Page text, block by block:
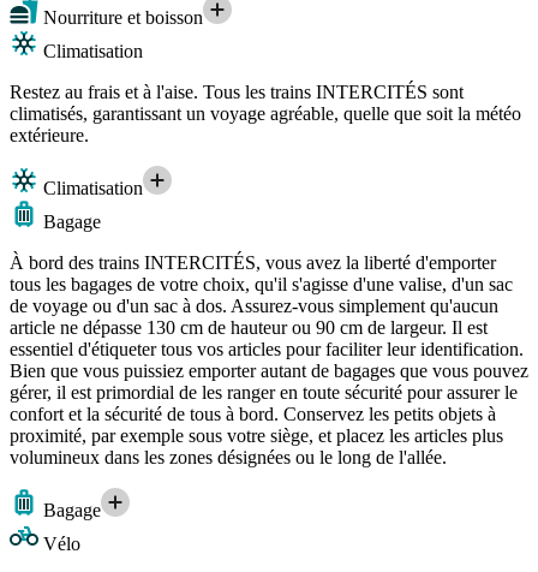
Nourriture et boisson
Climatisation
Restez au frais et à l'aise. Tous les trains INTERCITÉS sont
climatisés, garantissant un voyage agréable, quelle que soit la météo
extérieure.
Climatisation
Bagage
À bord des trains INTERCITÉS, vous avez la liberté d'emporter
tous les bagages de votre choix, qu'il s'agisse d'une valise, d'un sac
de voyage ou d'un sac à dos. Assurez-vous simplement qu'aucun
article ne dépasse 130 cm de hauteur ou 90 cm de largeur. Il est
essentiel d'étiqueter tous vos articles pour faciliter leur identification.
Bien que vous puissiez emporter autant de bagages que vous pouvez
gérer, il est primordial de les ranger en toute sécurité pour assurer le
confort et la sécurité de tous à bord. Conservez les petits objets à
proximité, par exemple sous votre siège, et placez les articles plus
volumineux dans les zones désignées ou le long de l'allée.
Bagage
Vélo